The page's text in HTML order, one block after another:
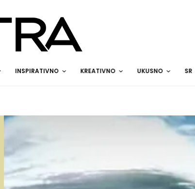
INSPIRATIVNO KREATIVNO UKUSNO SR